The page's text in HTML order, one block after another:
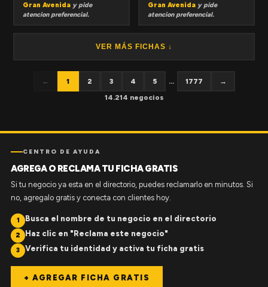
Gran Avenida y pide
atencion preferencial.
Gran Avenida y pide
atencion preferencial.
VER MÁS FICHAS ↓
← 1 2 3 4 5 ... 1777
→
14.214 negocios
CENTRO DE AYUDA
AGREGA O RECLAMA TU FICHA GRATIS
Si tu negocio ya esta en el directorio, puedes reclamarlo en minutos. Si
no, agregalo gratis y conecta con clientes hoy.
1 Busca el nombre de tu negocio en el directorio
2 Haz clic en "Reclama este negocio"
3 Verifica tu identidad y activa tu ficha gratis
+ AGREGAR FICHA GRATIS